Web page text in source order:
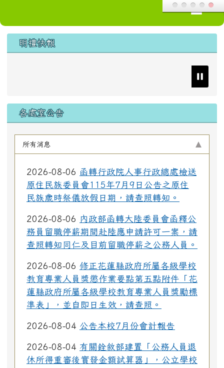
上中區域內容
明禮快報
各處室公告
所有消息
2026-08-06 函轉行政院人事行政總處檢送
原住民族委員會115年7月9日公告之原住
民族歲時祭儀放假日期，請查照轉知。
2026-08-06 內政部函轉大陸委員會函釋公
務員留職停薪期間赴陸應申請許可一案，請
查照轉知同仁及目前留職停薪之公務人員。
2026-08-06 修正花蓮縣政府所屬各級學校
教育專業人員獎懲作業要點第五點附件「花
蓮縣政府所屬各級學校教育專業人員獎勵標
準表」，並自即日生效，請查照。
2026-08-04 公告本校7月份會計報告
2026-08-04 有關銓敘部建置「公務人員退
休所得重審後實發金額試算器」，公立學校
頁尾區域